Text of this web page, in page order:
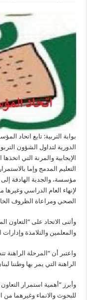
بوابة التربية: تابع اتحاد
الدورية لتداول الشؤون
الإيجابية والمرنة التي
التعليم المدمج وإما
مؤسسة، والجدية الهادفة إلى
لإنهاء العام الدراسي وغيرها
الصحي ومراعاة الظروف
وأثنى الاتحاد على “التعاون
والمعلمين والتلامذة
واعتبر أن “المرحلة الراهنة
الراهنة التي يمر بها وطننا
وأبرز “أهمية استمرار
للبحوث والانماء وغيرهما من